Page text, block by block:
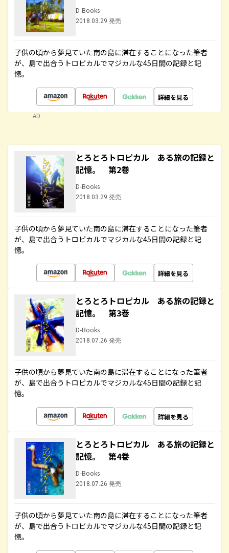
D-Books
2018.03.29 発売
子供の頃から夢見ていた南の島に滞在することになった筆者
が、島で出合うトロピカルでマジカルな45日間の記録と記
憶。
詳細を見る
AD
とろとろトロピカル ある旅の記録と
記憶。 第2巻
D-Books
2018.03.29 発売
子供の頃から夢見ていた南の島に滞在することになった筆者
が、島で出合うトロピカルでマジカルな45日間の記録と記
憶。
詳細を見る
とろとろトロピカル ある旅の記録と
記憶。 第3巻
D-Books
2018.07.26 発売
子供の頃から夢見ていた南の島に滞在することになった筆者
が、島で出合うトロピカルでマジカルな45日間の記録と記
憶。
詳細を見る
とろとろトロピカル ある旅の記録と
記憶。 第4巻
D-Books
2018.07.26 発売
子供の頃から夢見ていた南の島に滞在することになった筆者
が、島で出合うトロピカルでマジカルな45日間の記録と記
憶。